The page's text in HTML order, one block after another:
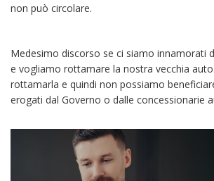
non può circolare.
Medesimo discorso se ci siamo innamorati
e vogliamo rottamare la nostra vecchia
rottamarla e quindi non possiamo
erogati dal Governo o dalle concessionarie